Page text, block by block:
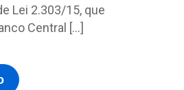
Lei 2.303/15, que
Central […]